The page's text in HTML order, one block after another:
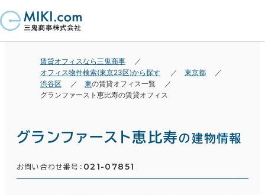
賃貸オフィスなら三鬼商事
オフィス物件検索(東京23区)から探す
東京都
渋谷区
東の賃貸オフィス一覧
グランファースト恵比寿の賃貸オフィス
グランファースト恵比寿の建物情報
お問い合わせ番号： 021-07851